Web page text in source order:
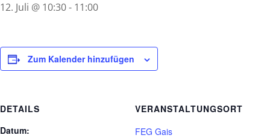
12. Juli @ 10:30- 11:00
Zum Kalender hinzufügen
DETAILS
Datum:
VERANSTALTUNGSORT
FEG Gais